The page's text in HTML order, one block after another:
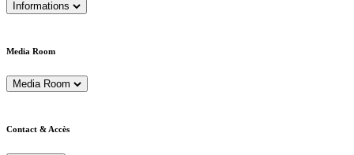
Informations
Media Room
Media Room
Contact & Accès